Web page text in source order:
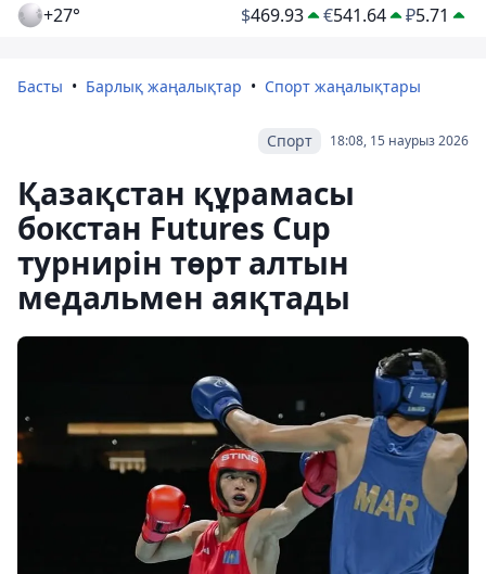
+27° $469.93 €541.64 ₽5.71
Басты Барлық жаңалықтар Спорт жаңалықтары
18:08, 15 наурыз 2026
Спорт
Қазақстан құрамасы
бокстан Futures Cup
турнирін төрт алтын
медальмен аяқтады